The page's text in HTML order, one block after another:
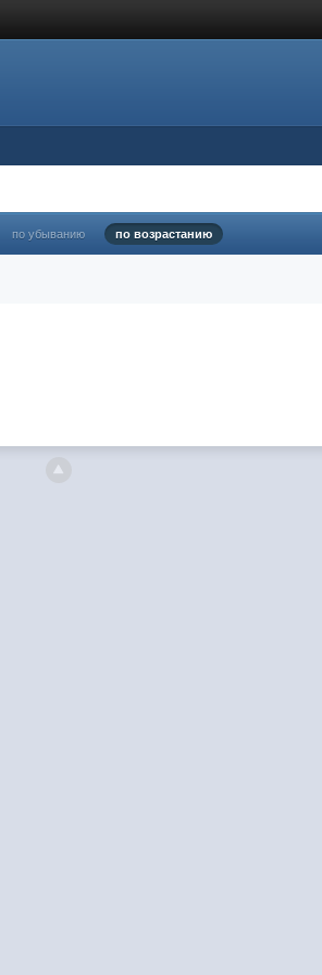
по убыванию по возрастанию